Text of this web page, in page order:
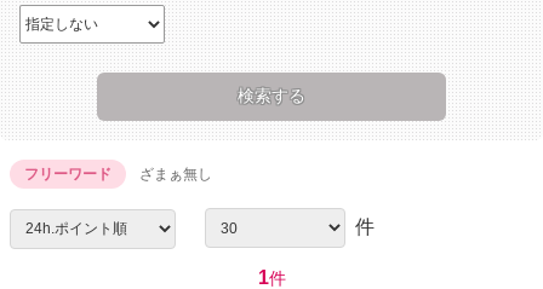
フリーワード ざまぁ無し
件
1件